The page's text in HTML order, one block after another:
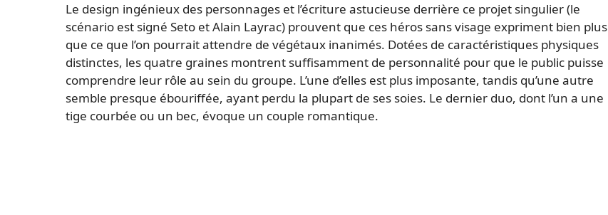
Le design ingénieux des personnages et l’écriture astucieuse derrière ce projet singulier (le
scénario est signé Seto et Alain Layrac) prouvent que ces héros sans visage expriment bien plus
que ce que l’on pourrait attendre de végétaux inanimés. Dotées de caractéristiques physiques
distinctes, les quatre graines montrent suffisamment de personnalité pour que le public puisse
comprendre leur rôle au sein du groupe. L’une d’elles est plus imposante, tandis qu’une autre
semble presque ébouriffée, ayant perdu la plupart de ses soies. Le dernier duo, dont l’un a une
tige courbée ou un bec, évoque un couple romantique.